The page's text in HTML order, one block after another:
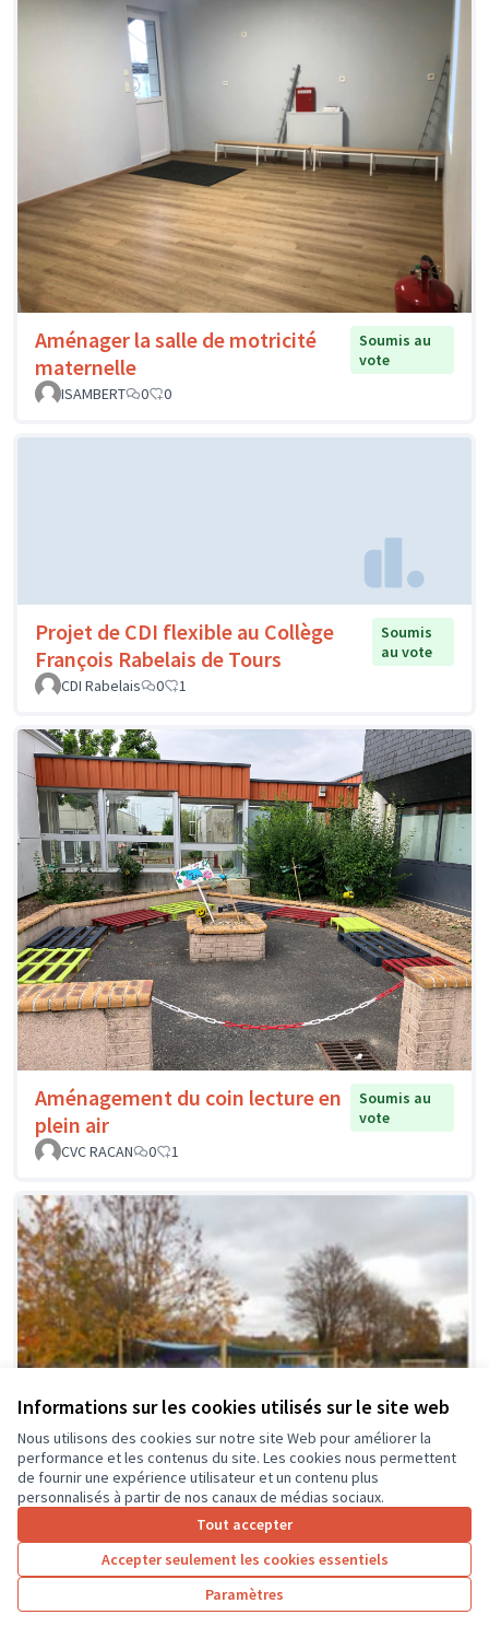
Informations sur les cookies utilisés sur le site web
Nous utilisons des cookies sur notre site Web pour améliorer la
performance et les contenus du site. Les cookies nous permettent
de fournir une expérience utilisateur et un contenu plus
personnalisés à partir de nos canaux de médias sociaux.
Tout accepter
Accepter seulement les cookies essentiels
Paramètres
Aménager la salle de motricité
maternelle
Soumis au
vote
ISAMBERT
0 0
Projet de CDI flexible au Collège
François Rabelais de Tours
Soumis
au vote
CDI Rabelais
0 1
Aménagement du coin lecture en
plein air
Soumis au
vote
CVC RACAN
0 1
La classe en dehors des murs
Soumis au vote
0